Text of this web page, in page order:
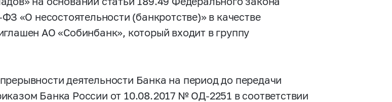
ФЗ «О несостоятельности (банкротстве)» в качестве
АО «Собинбанк», который входит в группу
деятельности Банка на период до передачи
Банка России от 10.08.2017 № ОД-2251 в соответствии